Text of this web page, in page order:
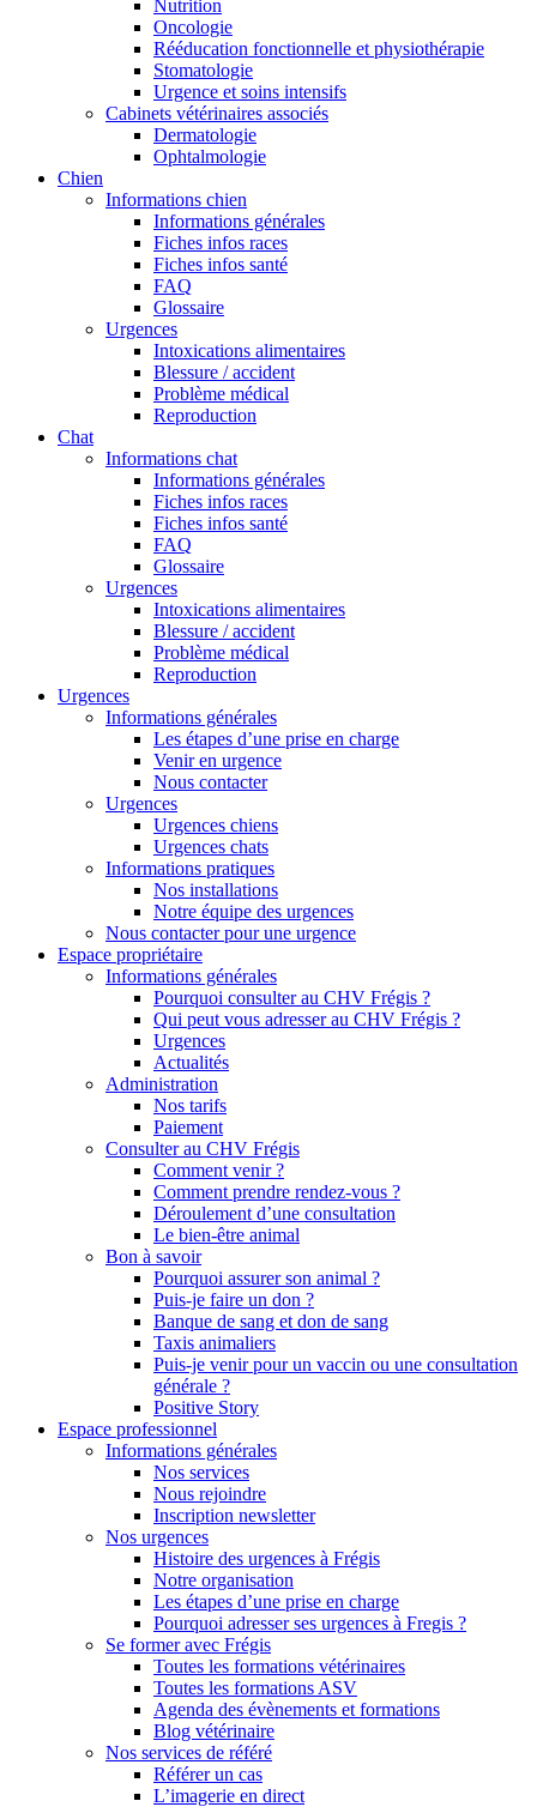
Nutrition
Oncologie
Rééducation fonctionnelle et physiothérapie
Stomatologie
Urgence et soins intensifs
Cabinets vétérinaires associés
Dermatologie
Ophtalmologie
Chien
Informations chien
Informations générales
Fiches infos races
Fiches infos santé
FAQ
Glossaire
Urgences
Intoxications alimentaires
Blessure / accident
Problème médical
Reproduction
Chat
Informations chat
Informations générales
Fiches infos races
Fiches infos santé
FAQ
Glossaire
Urgences
Intoxications alimentaires
Blessure / accident
Problème médical
Reproduction
Urgences
Informations générales
Les étapes d’une prise en charge
Venir en urgence
Nous contacter
Urgences
Urgences chiens
Urgences chats
Informations pratiques
Nos installations
Notre équipe des urgences
Nous contacter pour une urgence
Espace propriétaire
Informations générales
Pourquoi consulter au CHV Frégis ?
Qui peut vous adresser au CHV Frégis ?
Urgences
Actualités
Administration
Nos tarifs
Paiement
Consulter au CHV Frégis
Comment venir ?
Comment prendre rendez-vous ?
Déroulement d’une consultation
Le bien-être animal
Bon à savoir
Pourquoi assurer son animal ?
Puis-je faire un don ?
Banque de sang et don de sang
Taxis animaliers
Puis-je venir pour un vaccin ou une consultation
générale ?
Positive Story
Espace professionnel
Informations générales
Nos services
Nous rejoindre
Inscription newsletter
Nos urgences
Histoire des urgences à Frégis
Notre organisation
Les étapes d’une prise en charge
Pourquoi adresser ses urgences à Fregis ?
Se former avec Frégis
Toutes les formations vétérinaires
Toutes les formations ASV
Agenda des évènements et formations
Blog vétérinaire
Nos services de référé
Référer un cas
L’imagerie en direct